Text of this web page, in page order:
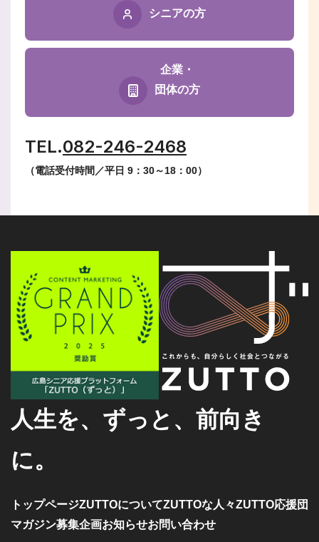
シニアの方
企業・
団体の方
TEL.082-246-2468
（電話受付時間／平日 9：30～18：00）
人生を、ずっと、前向き
に。
トップページZUTTOについてZUTTOな人々ZUTTO応援団
マガジン募集企画お知らせお問い合わせ